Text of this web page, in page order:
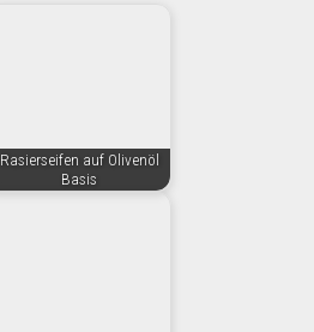
Rasierseifen auf Olivenöl
Basis